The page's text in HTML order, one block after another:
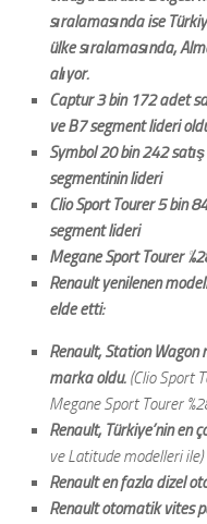
sıralamasında ise
ülke sıralamasında,
alıyor.
Captur 3 bin 172 adet
ve B7 segment lideri
Symbol 20 bin 242
segmentinin lideri
Clio Sport Tourer 5 bin
segment lideri
Megane Sport Tourer
Renault yenilenen
elde etti:
Renault, Station Wagon
marka oldu. (Clio Sport
Megane Sport Tourer
Renault, Türkiye’nin en
ve Latitude modelleri ile)
Renault en fazla dizel
Renault otomatik vites